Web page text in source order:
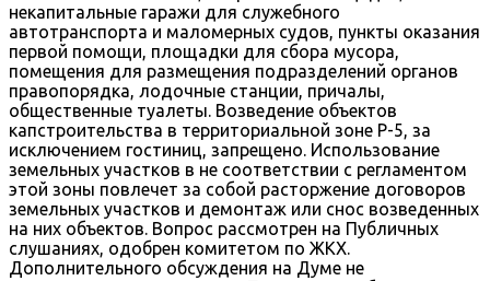
некапитальные гаражи для служебного
автотранспорта и маломерных судов, пункты оказания
первой помощи, площадки для сбора мусора,
помещения для размещения подразделений органов
правопорядка, лодочные станции, причалы,
общественные туалеты. Возведение объектов
капстроительства в территориальной зоне Р-5, за
исключением гостиниц, запрещено. Использование
земельных участков в не соответствии с регламентом
этой зоны повлечет за собой расторжение договоров
земельных участков и демонтаж или снос возведенных
на них объектов. Вопрос рассмотрен на Публичных
слушаниях, одобрен комитетом по ЖКХ.
Дополнительного обсуждения на Думе не